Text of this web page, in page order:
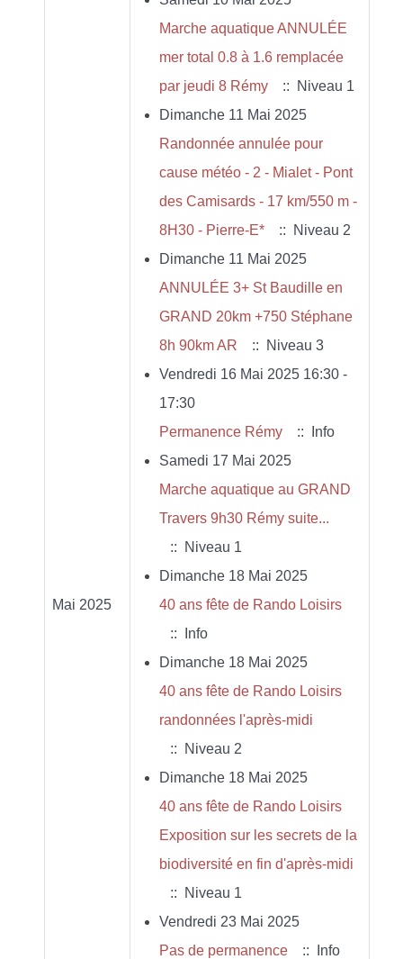
Mai 2025
Marche aquatique ANNULÉE
mer total 0.8 à 1.6 remplacée
par jeudi 8 Rémy
:: Niveau 1
Dimanche 11 Mai 2025
Randonnée annulée pour
cause météo - 2 - Mialet - Pont
des Camisards - 17 km/550 m -
8H30 - Pierre-E*
:: Niveau 2
Dimanche 11 Mai 2025
ANNULÉE 3+ St Baudille en
GRAND 20km +750 Stéphane
8h 90km AR
:: Niveau 3
Vendredi 16 Mai 2025 16:30 -
17:30
Permanence Rémy
:: Info
Samedi 17 Mai 2025
Marche aquatique au GRAND
Travers 9h30 Rémy suite...
:: Niveau 1
Dimanche 18 Mai 2025
40 ans fête de Rando Loisirs
:: Info
Dimanche 18 Mai 2025
40 ans fête de Rando Loisirs
randonnées l'après-midi
:: Niveau 2
Dimanche 18 Mai 2025
40 ans fête de Rando Loisirs
Exposition sur les secrets de la
biodiversité en fin d'après-midi
:: Niveau 1
Vendredi 23 Mai 2025
Pas de permanence
:: Info